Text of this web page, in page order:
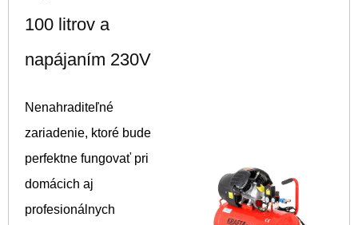
100 litrov a
napájaním 230V
Nenahraditeľné
zariadenie, ktoré bude
perfektne fungovať pri
domácich aj
profesionálnych